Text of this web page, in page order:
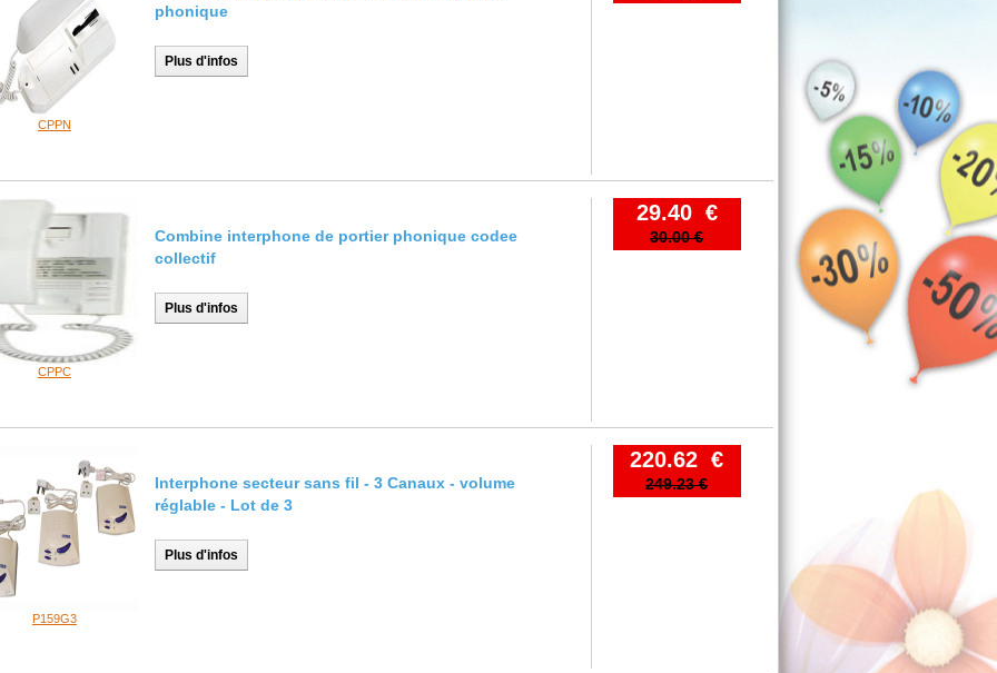
CPPN
phonique
Plus d'infos
CPPC
Combine interphone de portier phonique codee
collectif
Plus d'infos
29.40 €
30.00 €
P159G3
Interphone secteur sans fil - 3 Canaux - volume
réglable - Lot de 3
Plus d'infos
220.62 €
249.23 €